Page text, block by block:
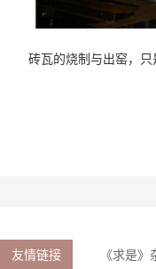
砖瓦的烧制与出窑，
友情链接 《求是》